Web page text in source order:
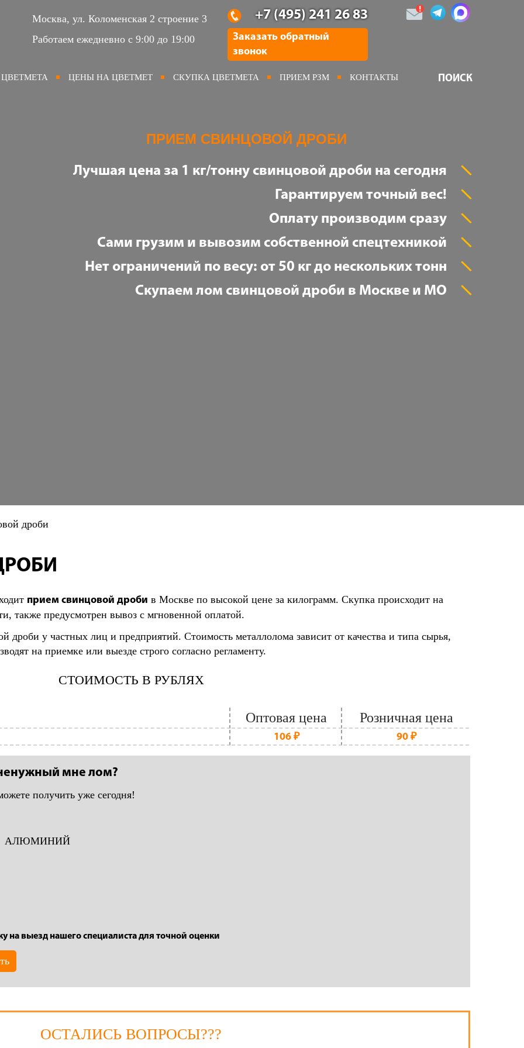
+7 (495) 241 26 83
Заказать обратный
звонок
Москва, ул. Коломенская 2 строение 3
Работаем ежедневно с 9:00 до 19:00
ЦЕНЫ НА ЦВЕТМЕТ СКУПКА ЦВЕТМЕТА ПРИЕМ РЗМ КОНТАКТЫ ПОИСК
ПРИЕМ СВИНЦОВОЙ ДРОБИ
Лучшая цена за 1 кг/тонну свинцовой дроби на сегодня
Гарантируем точный вес!
Оплату производим сразу
Сами грузим и вывозим собственной спецтехникой
Нет ограничений по весу: от 50 кг до нескольких тонн
Скупаем лом свинцовой дроби в Москве и МО
дроби
прием свинцовой дроби в Москве по высокой цене за килограмм. Скупка происходит на
также предусмотрен вывоз с мгновенной оплатой.
дроби у частных лиц и предприятий. Стоимость металлолома зависит от качества и типа сырья,
на приемке или выезде строго согласно регламенту.
СТОИМОСТЬ В РУБЛЯХ
Оптовая цена Розничная цена
106 ₽ 90 ₽
мне лом?
получить уже сегодня!
АЛЮМИНИЙ
на выезд нашего специалиста для точной оценки
ОСТАЛИСЬ ВОПРОСЫ???